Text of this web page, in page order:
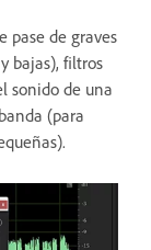
pase de graves
bajas), filtros
sonido de una
(para